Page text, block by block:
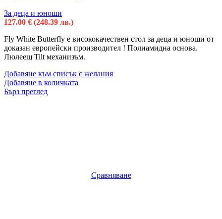
За деца и юноши
127.00 € (248.39 лв.)
Fly White Butterfly е висококачествен стол за деца и юноши от
доказан европейски производител ! Полиамидна основa.
Люлеещ Tilt механизъм.
Добавяне към списък с желания
Добавяне в количката
Бърз преглед
Сравняване